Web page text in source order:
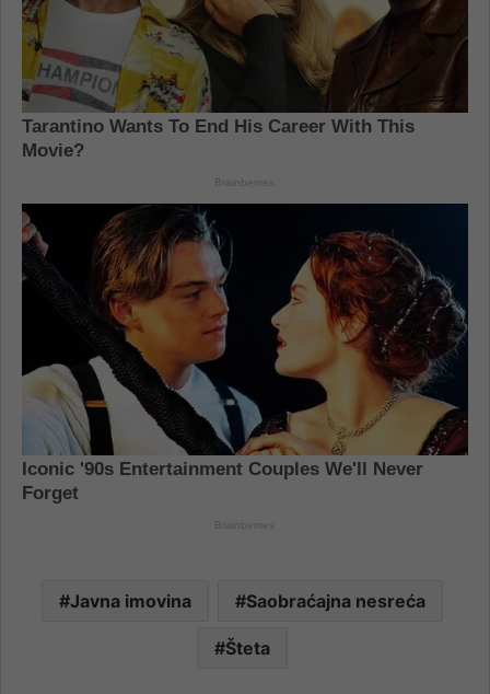
Javna imovina Saobraćajna nesreća
Šteta